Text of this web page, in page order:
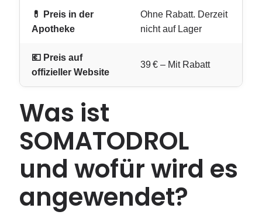
💊 Preis in der
Apotheke
Ohne Rabatt. Derzeit
nicht auf Lager
💶 Preis auf
offizieller Website
39 € – Mit Rabatt
Was ist
SOMATODROL
und wofür wird es
angewendet?